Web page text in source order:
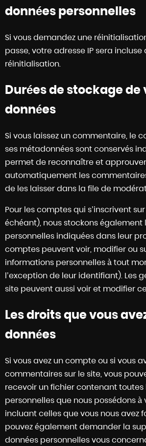
données personnelles
Si vous demandez une
passe, votre adresse IP sera
réinitialisation.
Durées de stockage de
données
Si vous laissez un commentaire, le
ses métadonnées sont conservés
permet de reconnaître et approuver
automatiquement les
de les laisser dans la file de
Pour les comptes qui s’inscrivent
échéant), nous stockons également
personnelles indiquées dans leur
comptes peuvent voir, modifier ou
informations personnelles à tout
l’exception de leur identifiant). Les
site peuvent aussi voir et modifier
Les droits que vous
données
Si vous avez un compte ou si vous
commentaires sur le site, vous
recevoir un fichier contenant toutes
personnelles que nous possédons à
incluant celles que vous nous avez
pouvez également demander la
données personnelles vous